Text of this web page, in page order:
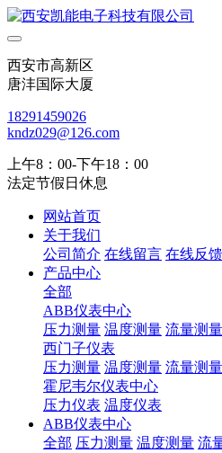
西安市高新区
唐沣国际大厦
18291459026
kndz029@126.com
上午8：00-下午18：00
法定节假日休息
网站首页
关于我们
公司简介 在线留言 在线反馈
产品中心
全部
ABB仪表中心
压力测量 温度测量 流量测量
西门子仪表
压力测量 温度测量 流量测量
霍尼韦尔仪表中心
压力仪表 温度仪表
ABB仪表中心
全部 压力测量 温度测量 流